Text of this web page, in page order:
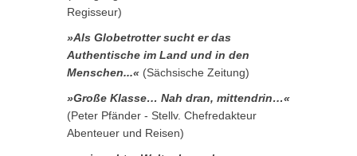
Regisseur)
»Als Globetrotter sucht er das
Authentische im Land und in den
Menschen...« (Sächsische Zeitung)
»Große Klasse… Nah dran, mittendrin…«
(Peter Pfänder - Stellv. Chefredakteur
Abenteuer und Reisen)